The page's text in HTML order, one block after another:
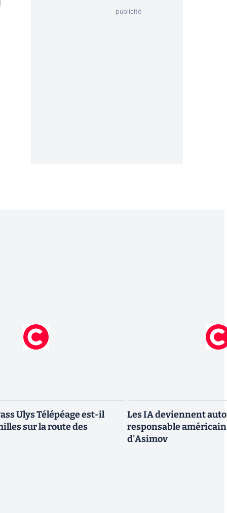
Ulys Télépéage est-il
sur la route des
Les IA deviennent
responsable
d'Asimov